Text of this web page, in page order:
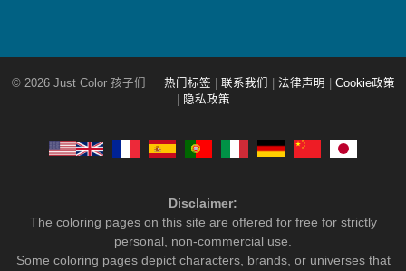
© 2026 Just Color 孩子们 热门标签 联系我们 法律声明
Cookie政策
隐私政策
Disclaimer:
The coloring pages on this site are offered for free for strictly
personal, non-commercial use.
Some coloring pages depict characters, brands, or universes that